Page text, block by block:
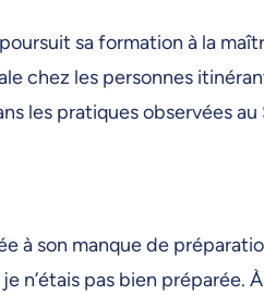
sa formation à la
chez les personnes
les pratiques observées
à son manque de
pas bien préparée.